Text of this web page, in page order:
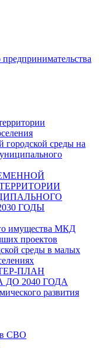
среды на
ГОДЫ
имущества МКД
проектов
среды в малых
ПЛАН
2040 ГОДА
развития
СВО